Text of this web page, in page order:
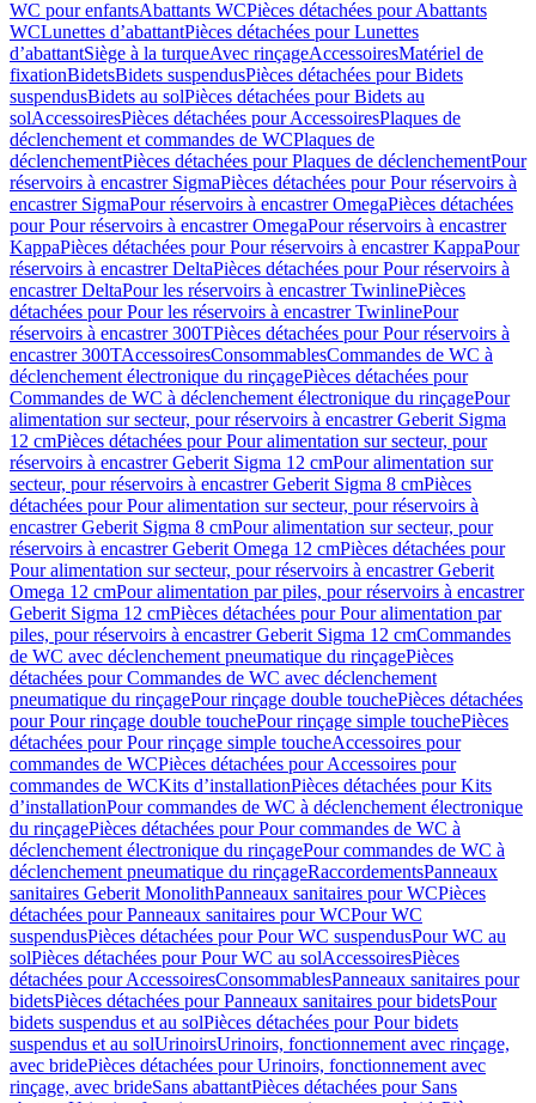
WC pour enfantsAbattants WCPièces détachées pour Abattants
WCLunettes d’abattantPièces détachées pour Lunettes
d’abattantSiège à la turqueAvec rinçageAccessoiresMatériel de
fixationBidetsBidets suspendusPièces détachées pour Bidets
suspendusBidets au solPièces détachées pour Bidets au
solAccessoiresPièces détachées pour AccessoiresPlaques de
déclenchement et commandes de WCPlaques de
déclenchementPièces détachées pour Plaques de déclenchementPour
réservoirs à encastrer SigmaPièces détachées pour Pour réservoirs à
encastrer SigmaPour réservoirs à encastrer OmegaPièces détachées
pour Pour réservoirs à encastrer OmegaPour réservoirs à encastrer
KappaPièces détachées pour Pour réservoirs à encastrer KappaPour
réservoirs à encastrer DeltaPièces détachées pour Pour réservoirs à
encastrer DeltaPour les réservoirs à encastrer TwinlinePièces
détachées pour Pour les réservoirs à encastrer TwinlinePour
réservoirs à encastrer 300TPièces détachées pour Pour réservoirs à
encastrer 300TAccessoiresConsommablesCommandes de WC à
déclenchement électronique du rinçagePièces détachées pour
Commandes de WC à déclenchement électronique du rinçagePour
alimentation sur secteur, pour réservoirs à encastrer Geberit Sigma
12 cmPièces détachées pour Pour alimentation sur secteur, pour
réservoirs à encastrer Geberit Sigma 12 cmPour alimentation sur
secteur, pour réservoirs à encastrer Geberit Sigma 8 cmPièces
détachées pour Pour alimentation sur secteur, pour réservoirs à
encastrer Geberit Sigma 8 cmPour alimentation sur secteur, pour
réservoirs à encastrer Geberit Omega 12 cmPièces détachées pour
Pour alimentation sur secteur, pour réservoirs à encastrer Geberit
Omega 12 cmPour alimentation par piles, pour réservoirs à encastrer
Geberit Sigma 12 cmPièces détachées pour Pour alimentation par
piles, pour réservoirs à encastrer Geberit Sigma 12 cmCommandes
de WC avec déclenchement pneumatique du rinçagePièces
détachées pour Commandes de WC avec déclenchement
pneumatique du rinçagePour rinçage double touchePièces détachées
pour Pour rinçage double touchePour rinçage simple touchePièces
détachées pour Pour rinçage simple toucheAccessoires pour
commandes de WCPièces détachées pour Accessoires pour
commandes de WCKits d’installationPièces détachées pour Kits
d’installationPour commandes de WC à déclenchement électronique
du rinçagePièces détachées pour Pour commandes de WC à
déclenchement électronique du rinçagePour commandes de WC à
déclenchement pneumatique du rinçageRaccordementsPanneaux
sanitaires Geberit MonolithPanneaux sanitaires pour WCPièces
détachées pour Panneaux sanitaires pour WCPour WC
suspendusPièces détachées pour Pour WC suspendusPour WC au
solPièces détachées pour Pour WC au solAccessoiresPièces
détachées pour AccessoiresConsommablesPanneaux sanitaires pour
bidetsPièces détachées pour Panneaux sanitaires pour bidetsPour
bidets suspendus et au solPièces détachées pour Pour bidets
suspendus et au solUrinoirsUrinoirs, fonctionnement avec rinçage,
avec bridePièces détachées pour Urinoirs, fonctionnement avec
rinçage, avec brideSans abattantPièces détachées pour Sans